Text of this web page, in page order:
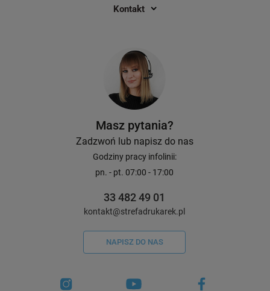
Kontakt
Masz pytania?
Zadzwoń lub napisz do nas
Godziny pracy infolinii:
pn. - pt. 07:00 - 17:00
33 482 49 01
kontakt@strefadrukarek.pl
NAPISZ DO NAS